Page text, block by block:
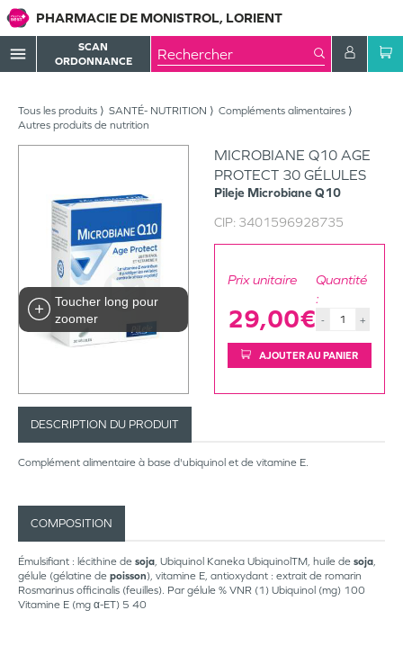
PHARMACIE DE MONISTROL, LORIENT
menu
SCAN
ORDONNANCE
Tous les produits SANTÉ- NUTRITION
Compléments alimentaires
Autres produits de nutrition
Toucher long pour
zoomer
MICROBIANE Q10 AGE
PROTECT 30 GÉLULES
Pileje Microbiane Q10
CIP: 3401596928735
Prix unitaire
29,00€
Quantité
:
- +
AJOUTER AU PANIER
DESCRIPTION DU PRODUIT
Complément alimentaire à base d'ubiquinol et de vitamine E.
COMPOSITION
Émulsifiant : lécithine de soja, Ubiquinol Kaneka UbiquinolTM, huile de soja,
gélule (gélatine de poisson), vitamine E, antioxydant : extrait de romarin
Rosmarinus officinalis (feuilles). Par gélule % VNR (1) Ubiquinol (mg) 100
Vitamine E (mg α-ET) 5 40